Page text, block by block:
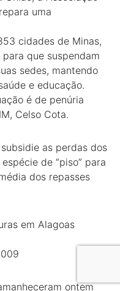
uma
cidades de Minas,
que suspendam
sedes, mantendo
e educação.
é de penúria
Celso Cota.
as perdas dos
de “piso” para
dos repasses
em Alagoas
ontem